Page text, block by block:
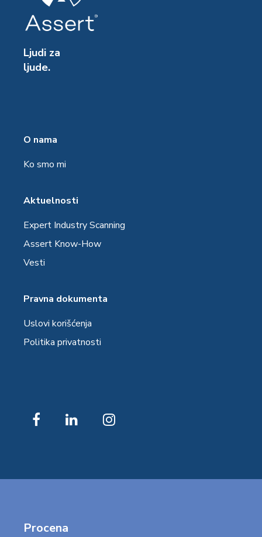
Ljudi za
ljude.
O nama
Ko smo mi
Aktuelnosti
Expert Industry Scanning
Assert Know-How
Vesti
Pravna dokumenta
Uslovi korišćenja
Politika privatnosti
Procena